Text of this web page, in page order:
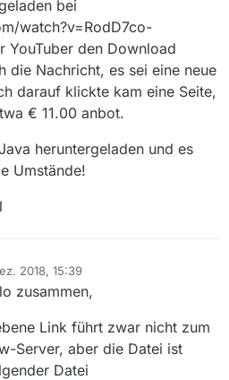
bei
watch?v=RodD7co-
YouTuber den Download
die Nachricht, es sei eine neue
darauf klickte kam eine Seite,
€ 11.00 anbot.
heruntergeladen und es
Umstände!
2018, 15:39
zusammen,
Link führt zwar nicht zum
Server, aber die Datei ist
Datei